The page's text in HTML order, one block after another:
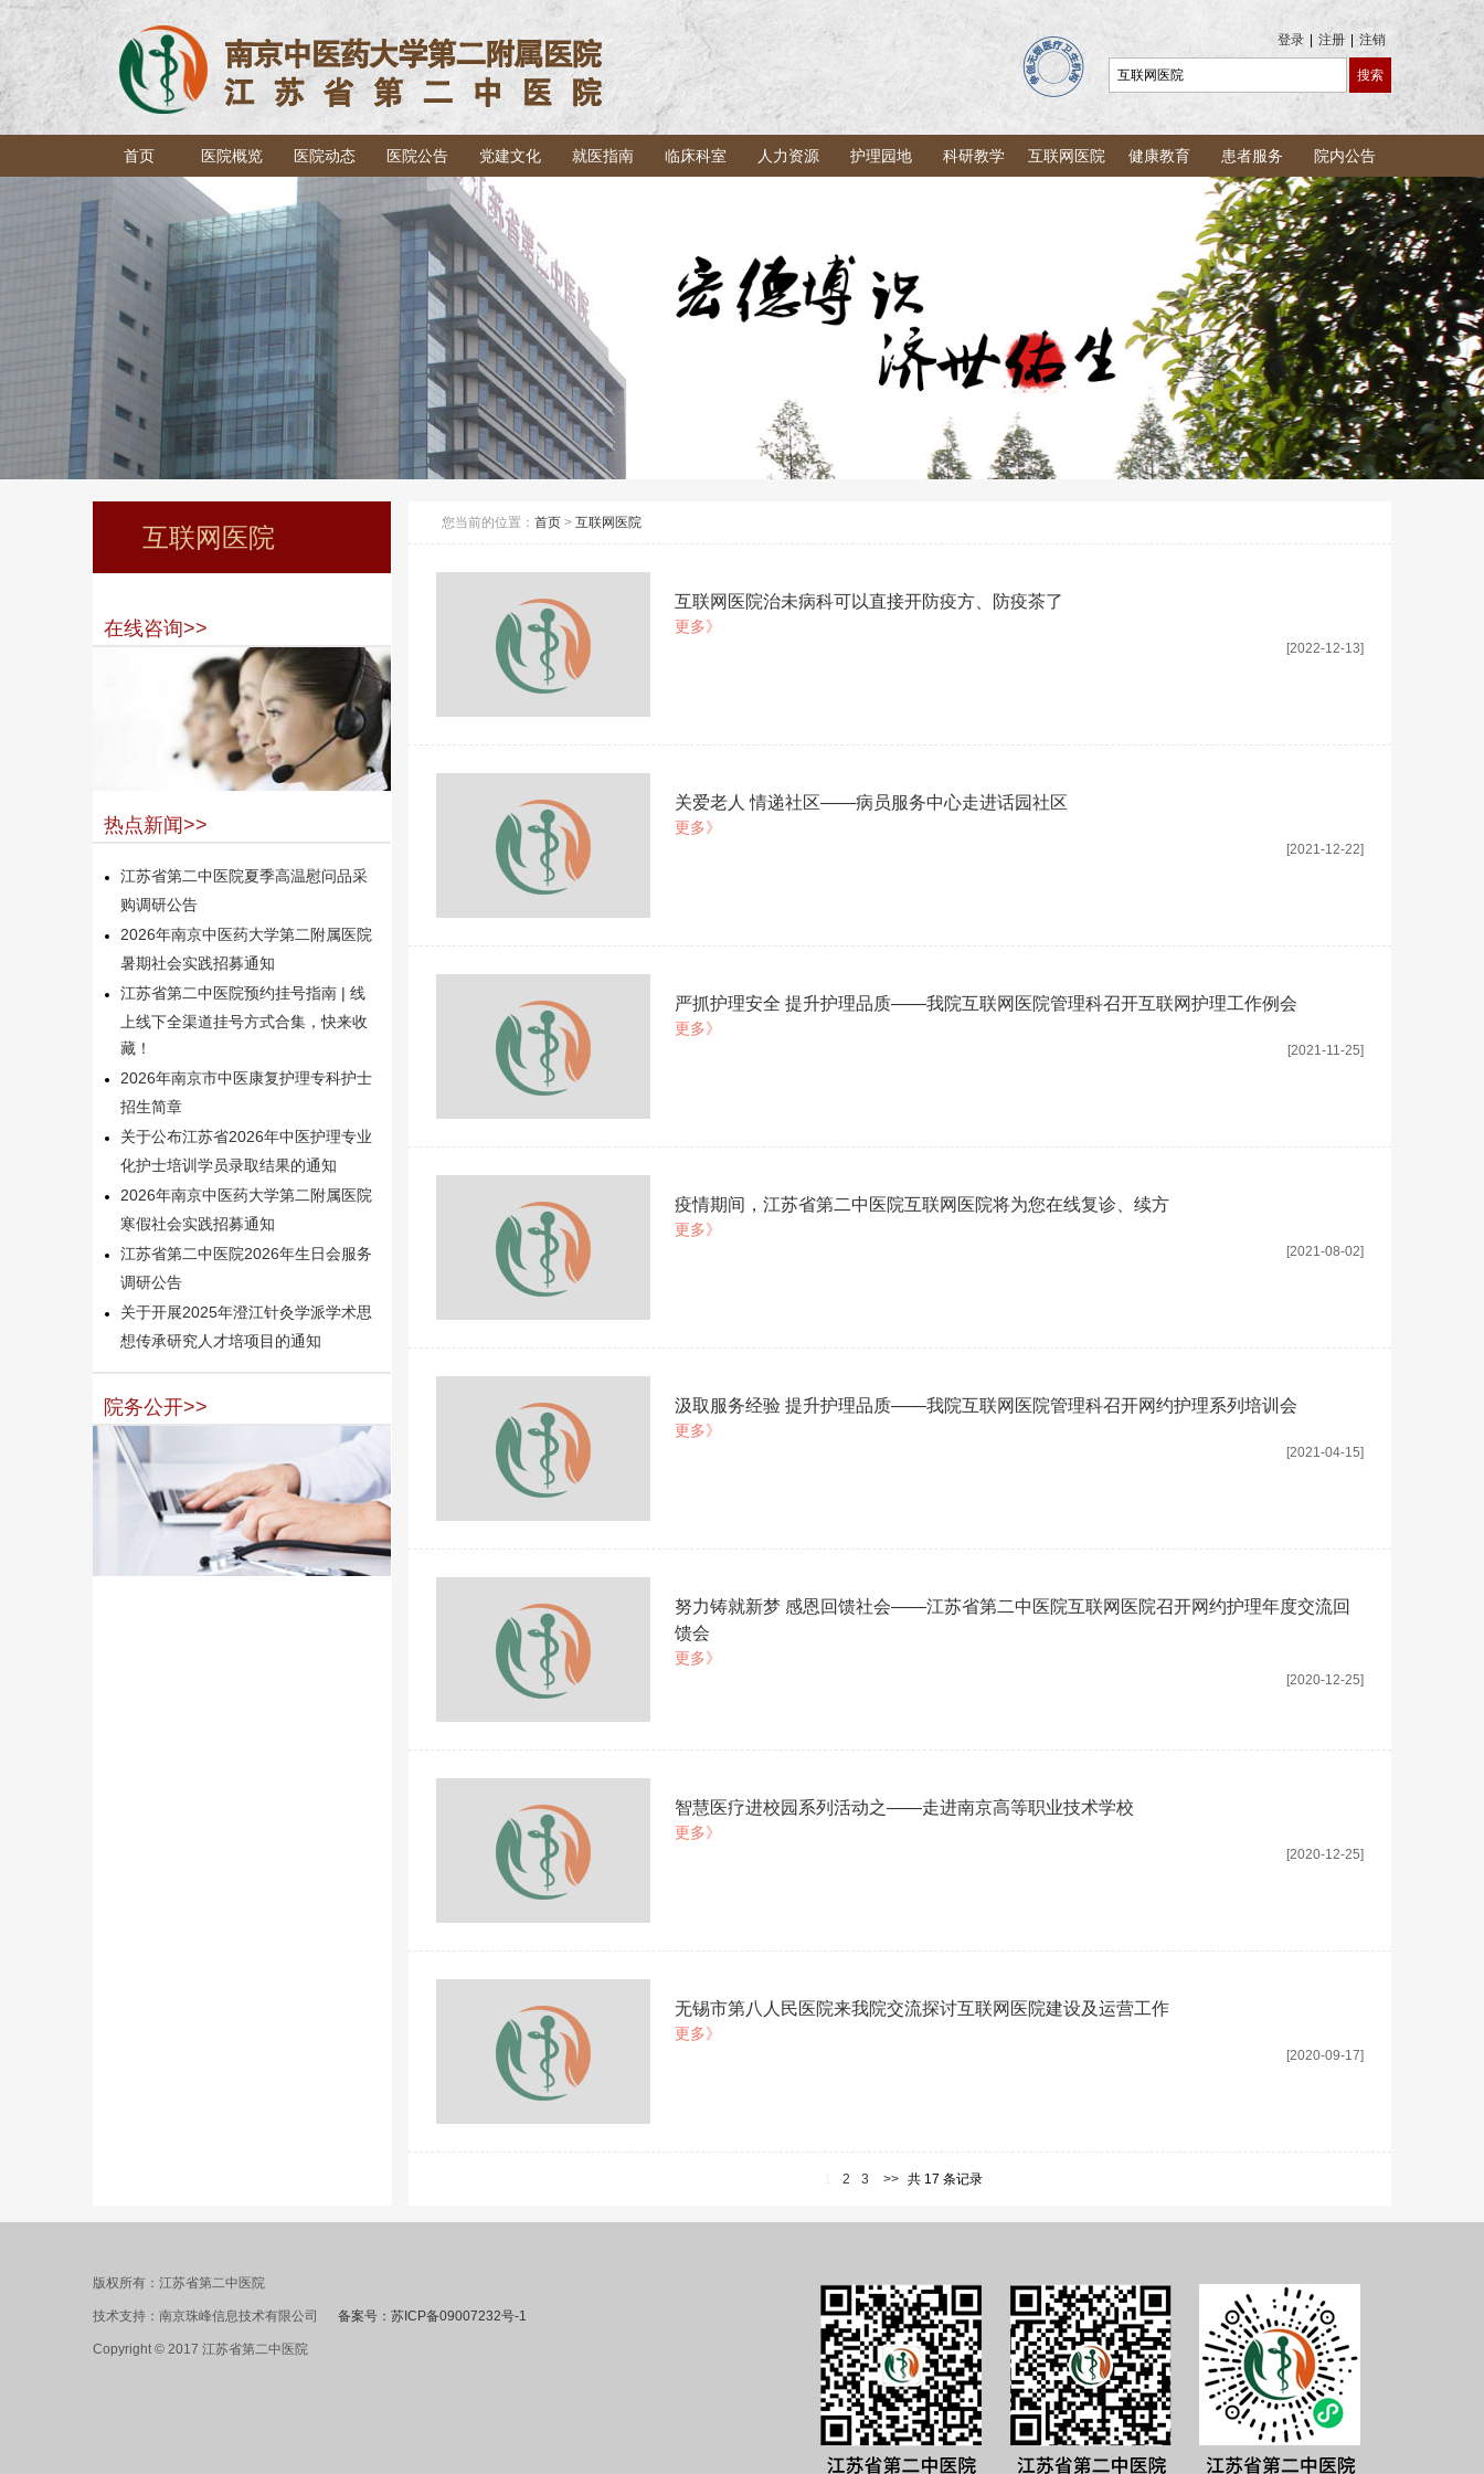
登录 注册 注销
首页 医院概览 医院动态 医院公告 党建文化 就医指南 临床科室 人力资源 护理园地 科研教学 互联网医院 健康教育 患者服务 院内公告
互联网医院
在线咨询>>
热点新闻>>
江苏省第二中医院夏季高温慰问品采
购调研公告
2026年南京中医药大学第二附属医院
暑期社会实践招募通知
江苏省第二中医院预约挂号指南 | 线
上线下全渠道挂号方式合集，快来收
藏！
2026年南京市中医康复护理专科护士
招生简章
关于公布江苏省2026年中医护理专业
化护士培训学员录取结果的通知
2026年南京中医药大学第二附属医院
寒假社会实践招募通知
江苏省第二中医院2026年生日会服务
调研公告
关于开展2025年澄江针灸学派学术思
想传承研究人才培项目的通知
院务公开>>
您当前的位置： 首页 > 互联网医院
互联网医院治未病科可以直接开防疫方、防疫茶了
更多》
[2022-12-13]
关爱老人 情递社区——病员服务中心走进话园社区
更多》
[2021-12-22]
严抓护理安全 提升护理品质——我院互联网医院管理科召开互联网护理工作例会
更多》
[2021-11-25]
疫情期间，江苏省第二中医院互联网医院将为您在线复诊、续方
更多》
[2021-08-02]
汲取服务经验 提升护理品质——我院互联网医院管理科召开网约护理系列培训会
更多》
[2021-04-15]
努力铸就新梦 感恩回馈社会——江苏省第二中医院互联网医院召开网约护理年度交流回
馈会
更多》
[2020-12-25]
智慧医疗进校园系列活动之——走进南京高等职业技术学校
更多》
[2020-12-25]
无锡市第八人民医院来我院交流探讨互联网医院建设及运营工作
更多》
[2020-09-17]
2 3 >> 共 17 条记录
版权所有：江苏省第二中医院
技术支持：南京珠峰信息技术有限公司 备案号：苏ICP备09007232号-1
Copyright © 2017 江苏省第二中医院